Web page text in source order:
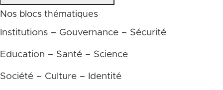
Nos blocs thématiques
Institutions – Gouvernance – Sécurité
Education – Santé – Science
Société – Culture – Identité